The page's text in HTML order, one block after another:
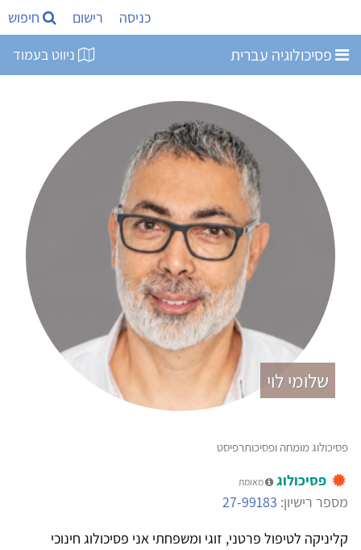
כניסה רישום חיפוש
פסיכולוגיה עברית ניווט בעמוד
שלומי לוי
פסיכולוג מומחה ופסיכותרפיסט
פסיכולוג מאומת
מספר רישיון: 27-99183
קליניקה לטיפול פרטני, זוגי ומשפחתי אני פסיכולוג חינוכי